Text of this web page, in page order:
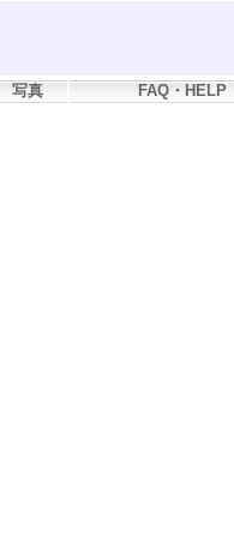
写真 FAQ・HELP